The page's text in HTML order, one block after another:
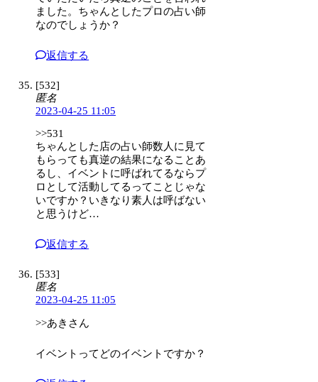
ました。ちゃんとしたプロの占い師
なのでしょうか？
返信する
[532]
匿名
2023-04-25 11:05
>>531
ちゃんとした店の占い師数人に見て
もらっても真逆の結果になることあ
るし、イベントに呼ばれてるならプ
ロとして活動してるってことじゃな
いですか？いきなり素人は呼ばない
と思うけど…
返信する
[533]
匿名
2023-04-25 11:05
>>あきさん
イベントってどのイベントですか？